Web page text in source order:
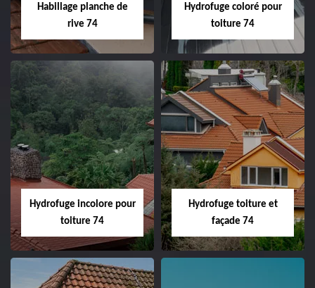
Habillage planche de
rive 74
Hydrofuge coloré pour
toiture 74
Hydrofuge incolore pour
toiture 74
Hydrofuge toiture et
façade 74